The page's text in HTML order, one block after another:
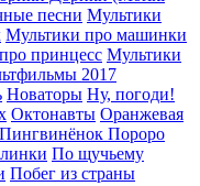
песни Мультики
Мультики про машинки
принцесс Мультики
2017
Новаторы Ну, погоди!
Октонавты Оранжевая
Пингвинёнок Пороро
По щучьему
Побег из страны